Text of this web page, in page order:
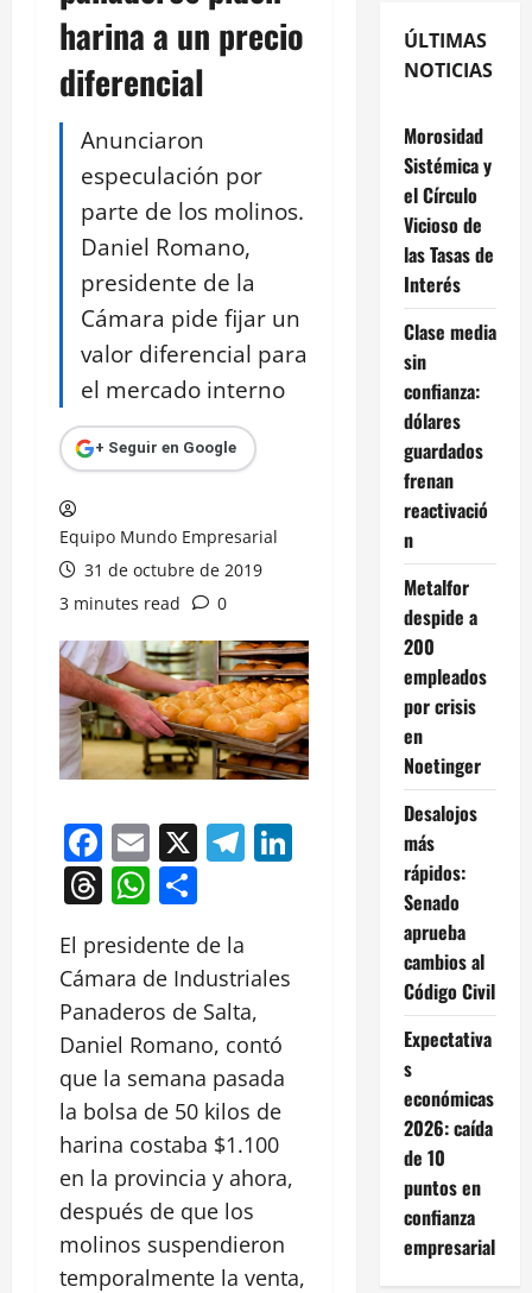
harina a un precio
diferencial
Anunciaron
especulación por
parte de los molinos.
Daniel Romano,
presidente de la
Cámara pide fijar un
valor diferencial para
el mercado interno
+ Seguir en Google
Equipo Mundo Empresarial
31 de octubre de 2019
3 minutes read
0
Facebook
Email
X Telegram
LinkedIn
Threads
WhatsApp
El presidente de la
Cámara de Industriales
Panaderos de Salta,
Daniel Romano, contó
que la semana pasada
la bolsa de 50 kilos de
harina costaba $1.100
en la provincia y ahora,
después de que los
molinos suspendieron
temporalmente la venta,
ÚLTIMAS
NOTICIAS
Morosidad
Sistémica y
el Círculo
Vicioso de
las Tasas de
Interés
Clase media
sin
confianza:
dólares
guardados
frenan
reactivació
n
Metalfor
despide a
200
empleados
por crisis
en
Noetinger
Desalojos
más
rápidos:
Senado
aprueba
cambios al
Código Civil
Expectativa
s
económicas
2026: caída
de 10
puntos en
confianza
empresarial